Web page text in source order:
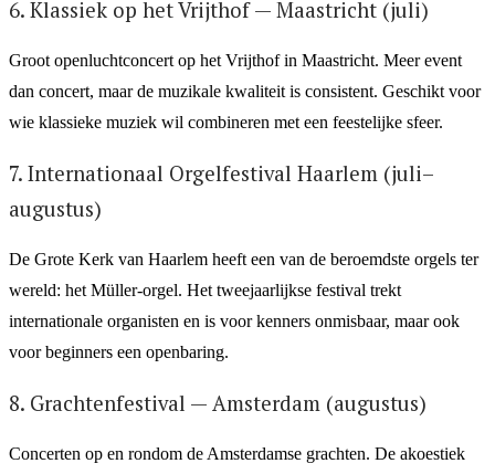
6. Klassiek op het Vrijthof — Maastricht (juli)
Groot openluchtconcert op het Vrijthof in Maastricht. Meer event
dan concert, maar de muzikale kwaliteit is consistent. Geschikt voor
wie klassieke muziek wil combineren met een feestelijke sfeer.
7. Internationaal Orgel­festival Haarlem (juli–
augustus)
De Grote Kerk van Haarlem heeft een van de beroemdste orgels ter
wereld: het Müller-orgel. Het tweejaarlijkse festival trekt
internationale organisten en is voor kenners onmisbaar, maar ook
voor beginners een openbaring.
8. Grachtenfestival — Amsterdam (augustus)
Concerten op en rondom de Amsterdamse grachten. De akoestiek